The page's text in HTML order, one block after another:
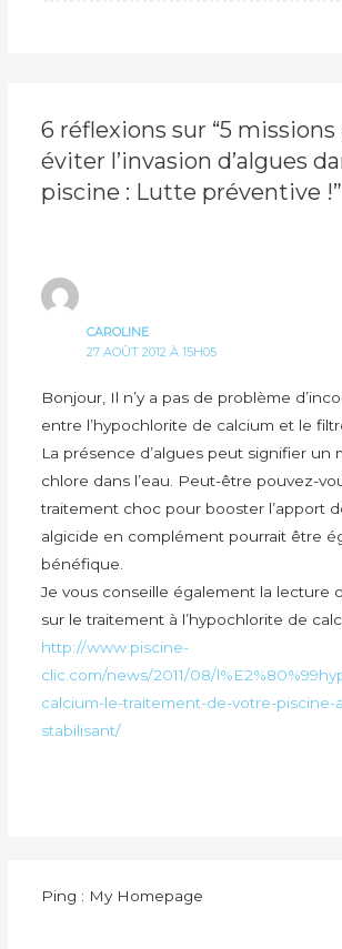
6 réflexions sur “5 missions
éviter l’invasion d’algues
piscine : Lutte préventive !”
CAROLINE
27 AOÛT 2012 À 15H05
Bonjour, Il n’y a pas de problème
entre l’hypochlorite de calcium et le
La présence d’algues peut signifier un
chlore dans l’eau. Peut-être pouvez-
traitement choc pour booster l’apport
algicide en complément pourrait être
bénéfique.
Je vous conseille également la lecture
sur le traitement à l’hypochlorite de
http://www.piscine-
clic.com/news/2011/08/
calcium-le-traitement-de-votre-piscine-
stabilisant/
Ping : My Homepage